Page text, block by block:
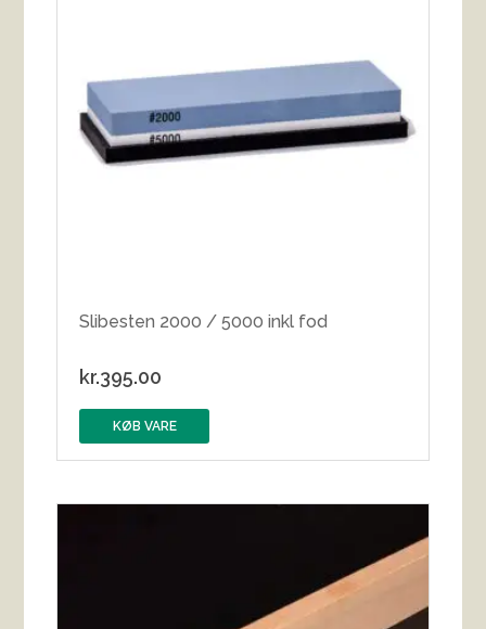
Slibesten 2000 / 5000 inkl fod
kr.395.00
KØB VARE